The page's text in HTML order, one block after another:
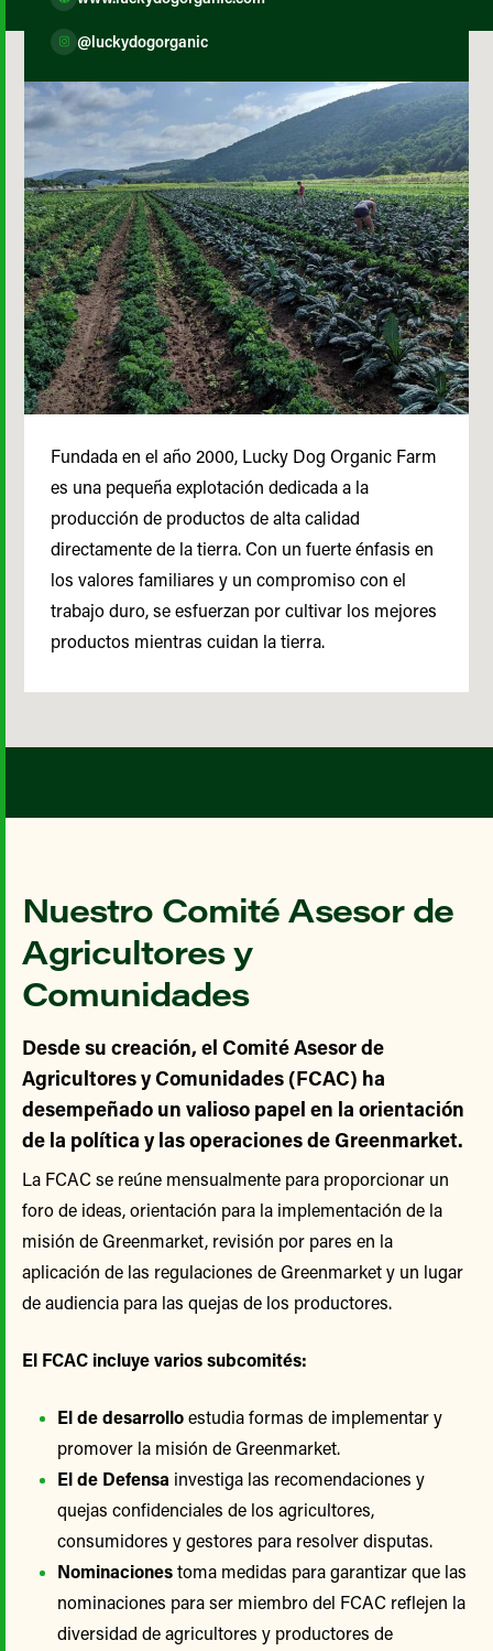
Nuestro Comité Asesor de
Agricultores y
Comunidades
Desde su creación, el Comité Asesor de
Agricultores y Comunidades (FCAC) ha
desempeñado un valioso papel en la orientación
de la política y las operaciones de Greenmarket.
La FCAC se reúne mensualmente para proporcionar un
foro de ideas, orientación para la implementación de la
misión de Greenmarket, revisión por pares en la
aplicación de las regulaciones de Greenmarket y un lugar
de audiencia para las quejas de los productores.
El FCAC incluye varios subcomités:
El de desarrolloestudia formas de implementar y
promover la misión de Greenmarket.
El de Defensa investiga las recomendaciones y
quejas confidenciales de los agricultores,
consumidores y gestores para resolver disputas.
Nominacionestoma medidas para garantizar que las
nominaciones para ser miembro del FCAC reflejen la
diversidad de agricultores y productores de
@luckydogorganic
Fundada en el año 2000, Lucky Dog Organic Farm
es una pequeña explotación dedicada a la
producción de productos de alta calidad
directamente de la tierra. Con un fuerte énfasis en
los valores familiares y un compromiso con el
trabajo duro, se esfuerzan por cultivar los mejores
productos mientras cuidan la tierra.